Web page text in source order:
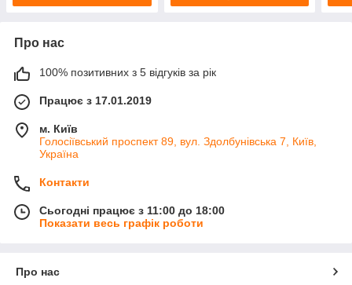
Про нас
100% позитивних з 5 відгуків за рік
Працює з 17.01.2019
м. Київ
Голосіївський проспект 89, вул. Здолбунівська 7, Київ,
Україна
Контакти
Сьогодні працює з 11:00 до 18:00
Показати весь графік роботи
Про нас